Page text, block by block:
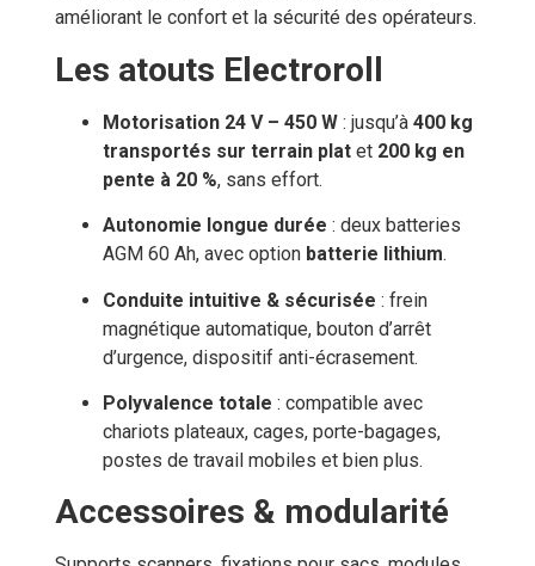
améliorant le confort et la sécurité des opérateurs.
Les atouts Electroroll
Motorisation 24 V – 450 W: jusqu’à 400 kg
transportés sur terrain platet 200 kg en
pente à 20 %, sans effort.
Autonomie longue durée : deux batteries
AGM 60 Ah, avec option batterie lithium.
Conduite intuitive & sécurisée : frein
magnétique automatique, bouton d’arrêt
d’urgence, dispositif anti-écrasement.
Polyvalence totale : compatible avec
chariots plateaux, cages, porte-bagages,
postes de travail mobiles et bien plus.
Accessoires & modularité